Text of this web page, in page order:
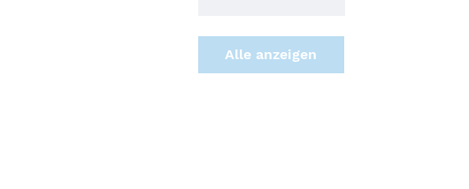
Alle anzei­gen